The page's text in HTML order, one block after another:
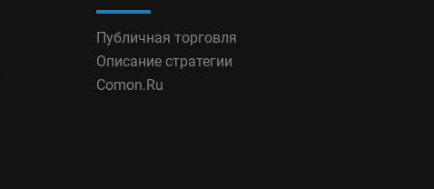
Публичная торговля
Описание стратегии
Comon.Ru